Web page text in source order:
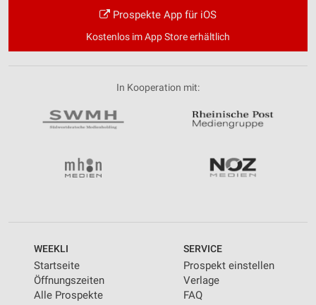
Prospekte App für iOS
Kostenlos im App Store erhältlich
In Kooperation mit:
WEEKLI
Startseite
Öffnungszeiten
Alle Prospekte
SERVICE
Prospekt einstellen
Verlage
FAQ